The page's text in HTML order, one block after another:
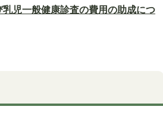
児一般健康診査の費用の助成につ